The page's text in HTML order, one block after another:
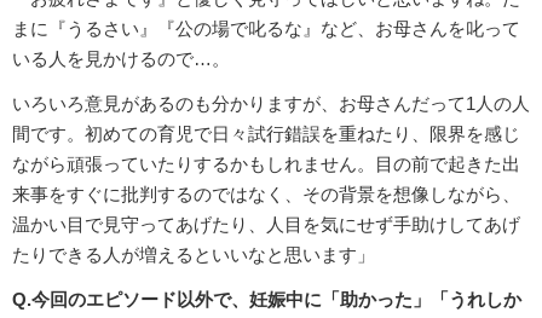
まに『うるさい』『公の場で叱るな』など、お母さんを叱って
いる人を見かけるので…。
いろいろ意見があるのも分かりますが、お母さんだって1人の人
間です。初めての育児で日々試行錯誤を重ねたり、限界を感じ
ながら頑張っていたりするかもしれません。目の前で起きた出
来事をすぐに批判するのではなく、その背景を想像しながら、
温かい目で見守ってあげたり、人目を気にせず手助けしてあげ
たりできる人が増えるといいなと思います」
Q.今回のエピソード以外で、妊娠中に「助かった」「うれしか